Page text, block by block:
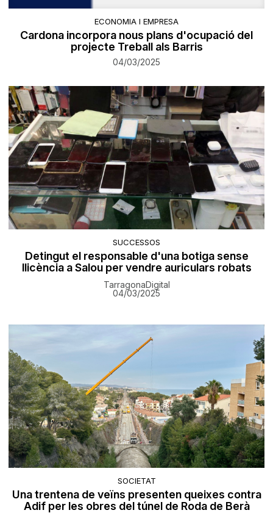
ECONOMIA I EMPRESA
Cardona incorpora nous plans d'ocupació del
projecte Treball als Barris
04/03/2025
SUCCESSOS
Detingut el responsable d'una botiga sense
llicència a Salou per vendre auriculars robats
TarragonaDigital
04/03/2025
SOCIETAT
Una trentena de veïns presenten queixes contra
Adif per les obres del túnel de Roda de Berà